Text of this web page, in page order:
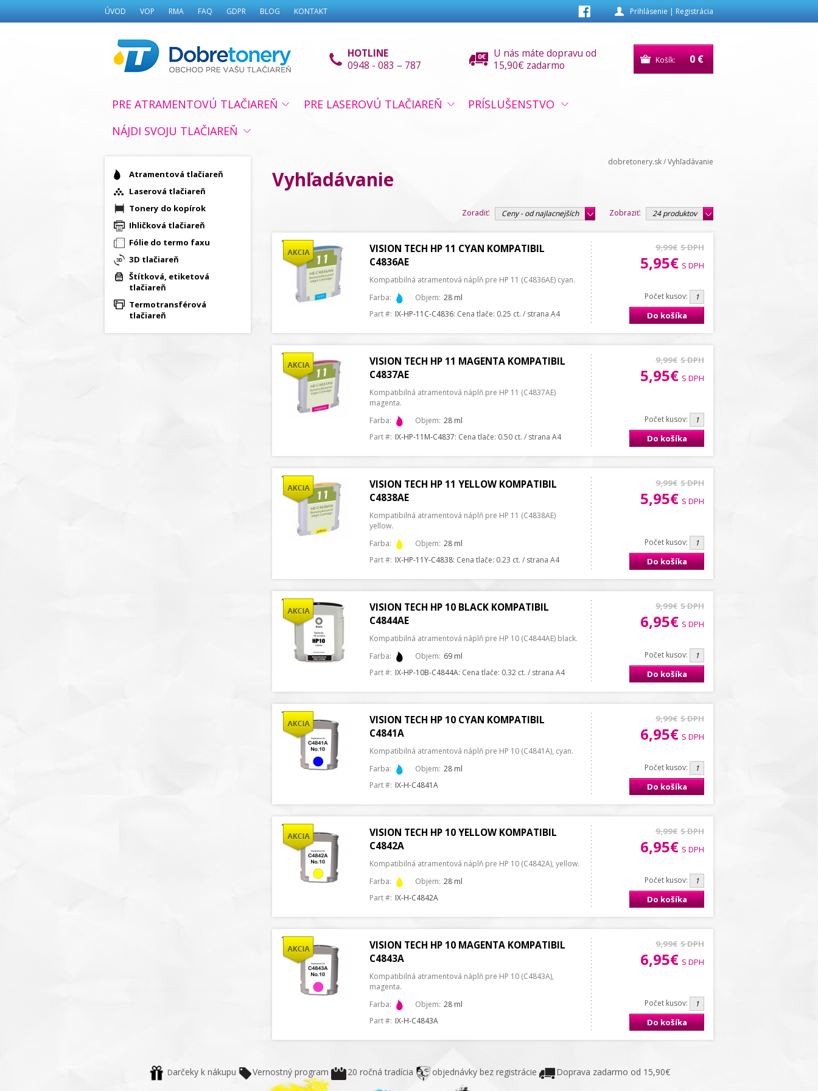
Prihlásenie | Registrácia
ÚVOD VOP RMA FAQ GDPR BLOG KONTAKT
Košík: 0 €
U nás máte dopravu od
15,90€ zadarmo
HOTLINE
0948 - 083 – 787
PRE ATRAMENTOVÚ TLAČIAREŇ PRE LASEROVÚ TLAČIAREŇ
PRÍSLUŠENSTVO
NÁJDI SVOJU TLAČIAREŇ
Atramentová tlačiareň
Laserová tlačiareň
Tonery do kopírok
Ihličková tlačiareň
Fólie do termo faxu
3D tlačiareň
Štítková, etiketová
tlačiareň
Termotransférová
tlačiareň
dobretonery.sk/Vyhľadávanie
Vyhľadávanie
Zoradiť: Ceny - od najlacnejších Zobraziť: 24 produktov
9,99€ S DPH
5,95€ S DPH
Počet kusov:
Do košíka
VISION TECH HP 11 CYAN KOMPATIBIL
C4836AE
Kompatibilná atramentová náplň pre HP 11 (C4836AE) cyan.
Farba:
Objem: 28 ml
Part #: IX-HP-11C-C4836: Cena tlače: 0.25 ct. / strana A4
9,99€ S DPH
5,95€ S DPH
Počet kusov:
Do košíka
VISION TECH HP 11 MAGENTA KOMPATIBIL
C4837AE
Kompatibilná atramentová náplň pre HP 11 (C4837AE)
magenta.
Farba:
Objem: 28 ml
Part #: IX-HP-11M-C4837: Cena tlače: 0.50 ct. / strana A4
9,99€ S DPH
5,95€ S DPH
Počet kusov:
Do košíka
VISION TECH HP 11 YELLOW KOMPATIBIL
C4838AE
Kompatibilná atramentová náplň pre HP 11 (C4838AE)
yellow.
Farba:
Objem: 28 ml
Part #: IX-HP-11Y-C4838: Cena tlače: 0.23 ct. / strana A4
9,99€ S DPH
6,95€ S DPH
Počet kusov:
Do košíka
VISION TECH HP 10 BLACK KOMPATIBIL
C4844AE
Kompatibilná atramentová náplň pre HP 10 (C4844AE) black.
Farba:
Objem: 69 ml
Part #: IX-HP-10B-C4844A: Cena tlače: 0.32 ct. / strana A4
9,99€ S DPH
6,95€ S DPH
Počet kusov:
Do košíka
VISION TECH HP 10 CYAN KOMPATIBIL
C4841A
Kompatibilná atramentová náplň pre HP 10 (C4841A), cyan.
Farba:
Objem: 28 ml
Part #: IX-H-C4841A
9,99€ S DPH
6,95€ S DPH
Počet kusov:
Do košíka
VISION TECH HP 10 YELLOW KOMPATIBIL
C4842A
Kompatibilná atramentová náplň pre HP 10 (C4842A), yellow.
Farba:
Objem: 28 ml
Part #: IX-H-C4842A
9,99€ S DPH
6,95€ S DPH
Počet kusov:
Do košíka
VISION TECH HP 10 MAGENTA KOMPATIBIL
C4843A
Kompatibilná atramentová náplň pre HP 10 (C4843A),
magenta.
Farba:
Objem: 28 ml
Part #: IX-H-C4843A
Darčeky k nákupu Vernostný program 20 ročná tradícia objednávky bez registrácie Doprava zadarmo od 15,90€